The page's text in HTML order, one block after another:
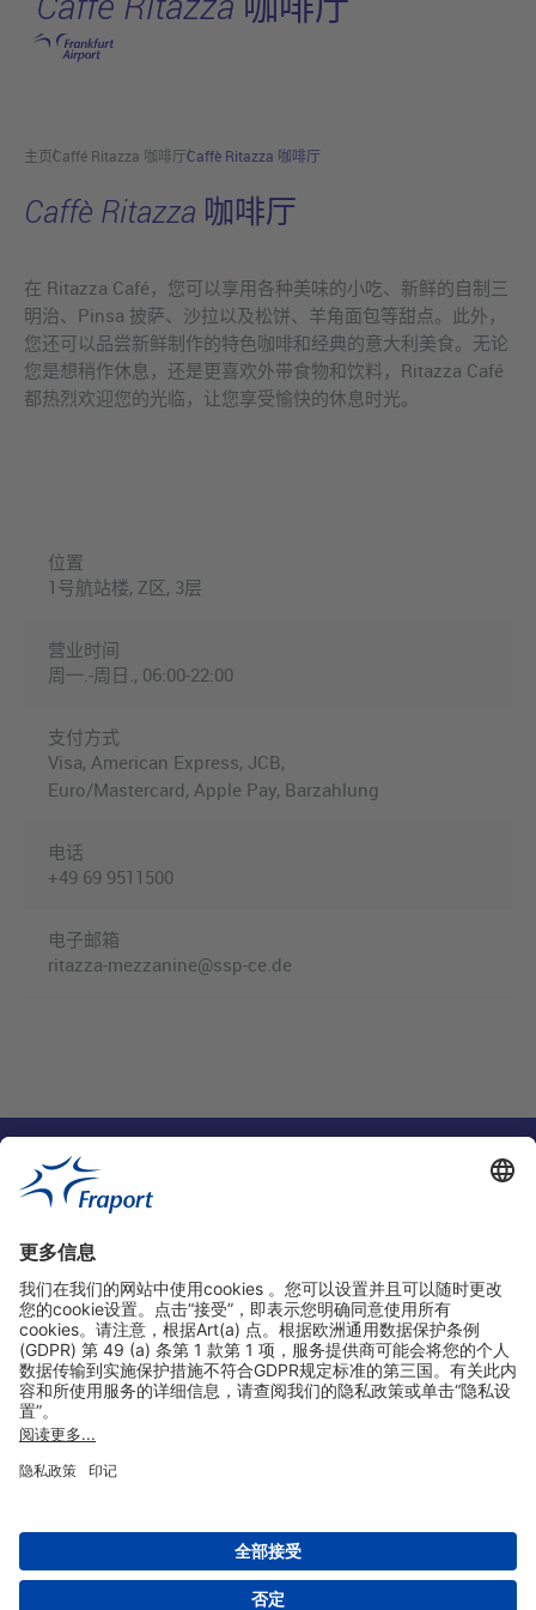
跳转至主页
主页Caffé Ritazza 咖啡厅Caffè Ritazza 咖啡厅
Caffè Ritazza 咖啡厅
在 Ritazza Café，您可以享用各种美味的小吃、新鲜的自制三
明治、Pinsa 披萨、沙拉以及松饼、羊角面包等甜点。此外，
您还可以品尝新鲜制作的特色咖啡和经典的意大利美食。无论
您是想稍作休息，还是更喜欢外带食物和饮料，Ritazza Café
都热烈欢迎您的光临，让您享受愉快的休息时光。
位置
1号航站楼, Z区, 3层
营业时间
周一.-周日., 06:00-22:00
支付方式
Visa, American Express, JCB,
Euro/Mastercard, Apple Pay, Barzahlung
电话
+49 69 9511500
电子邮箱
ritazza-mezzanine@ssp-ce.de
实用链接
购物&线上预定
关于我们
设置